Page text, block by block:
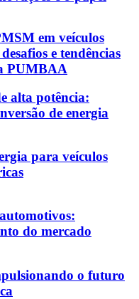
em veículos
e tendências
PUMBAA
alta potência:
de energia
para veículos
do mercado
o futuro